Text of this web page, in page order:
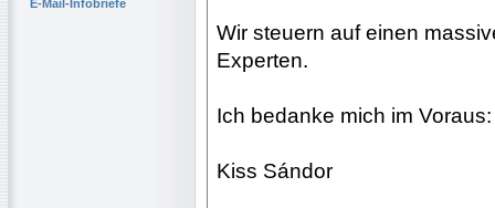
E-Mail-Infobriefe
Wir steuern auf einen
Experten.
Ich bedanke mich im Voraus:
Kiss Sándor